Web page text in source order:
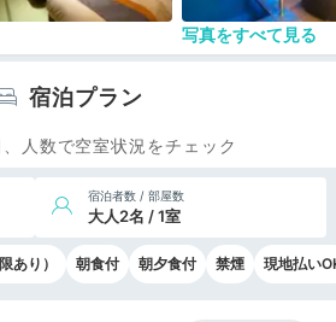
写真をすべて見る
宿泊プラン
人数で空室状況をチェック
宿泊者数 / 部屋数
大人2名 / 1室
あり） 朝食付 朝夕食付 禁煙 現地払い